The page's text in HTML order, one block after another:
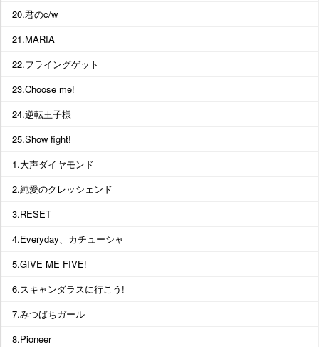
20.君のc/w
21.MARIA
22.フライングゲット
23.Choose me!
24.逆転王子様
25.Show fight!
1.大声ダイヤモンド
2.純愛のクレッシェンド
3.RESET
4.Everyday、カチューシャ
5.GIVE ME FIVE!
6.スキャンダラスに行こう!
7.みつばちガール
8.Pioneer